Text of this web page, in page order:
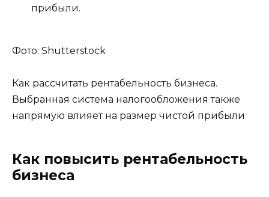
прибыли.
Фото: Shutterstock
Как рассчитать рентабельность бизнеса.
Выбранная система налогообложения также
напрямую влияет на размер чистой прибыли
Как повысить рентабельность
бизнеса